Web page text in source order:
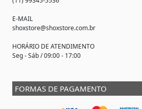
E-MAIL
shoxstore@shoxstore.com.br
HORÁRIO DE ATENDIMENTO
Seg - Sáb / 09:00 - 17:00
FORMAS DE PAGAMENTO